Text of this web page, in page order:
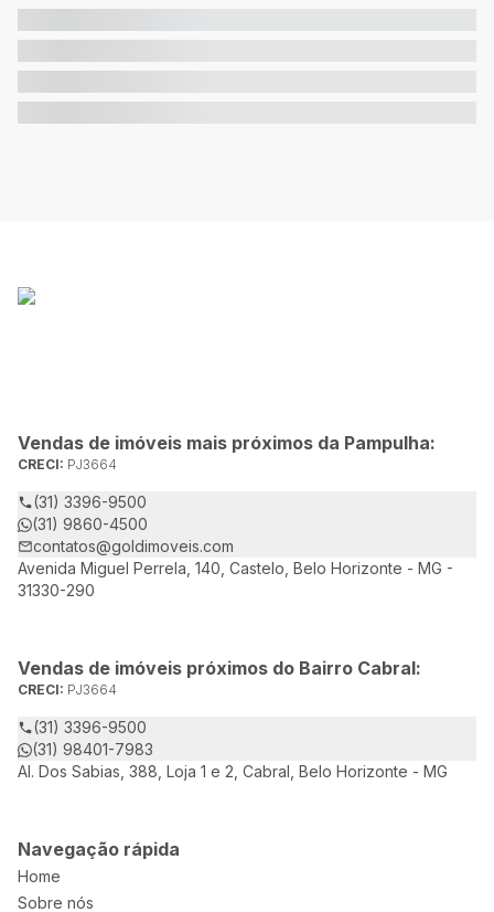
Vendas de imóveis mais próximos da Pampulha:
CRECI: PJ3664
(31) 3396-9500
(31) 9860-4500
contatos@goldimoveis.com
Avenida Miguel Perrela, 140, Castelo, Belo Horizonte - MG -
31330-290
Vendas de imóveis próximos do Bairro Cabral:
CRECI: PJ3664
(31) 3396-9500
(31) 98401-7983
Al. Dos Sabias, 388, Loja 1 e 2, Cabral, Belo Horizonte - MG
Navegação rápida
Home
Sobre nós